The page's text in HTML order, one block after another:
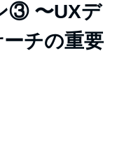
③ 〜UXデ
チの重要